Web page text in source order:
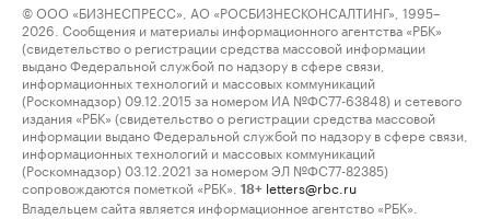
© ООО «БИЗНЕСПРЕСС», АО «РОСБИЗНЕСКОНСАЛТИНГ», 1995–
2026. Сообщения и материалы информационного агентства «РБК»
(свидетельство о регистрации средства массовой информации
выдано Федеральной службой по надзору в сфере связи,
информационных технологий и массовых коммуникаций
(Роскомнадзор) 09.12.2015 за номером ИА №ФС77-63848) и сетевого
издания «РБК» (свидетельство о регистрации средства массовой
информации выдано Федеральной службой по надзору в сфере связи,
информационных технологий и массовых коммуникаций
(Роскомнадзор) 03.12.2021 за номером ЭЛ №ФС77-82385)
сопровождаются пометкой «РБК».
18+ letters@rbc.ru
Владельцем сайта является информационное агентство «РБК».